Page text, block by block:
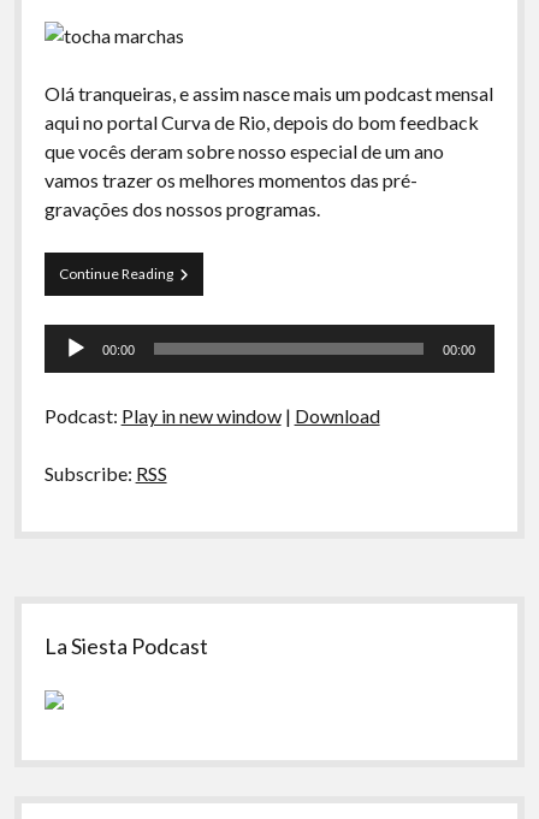
Arquivo CDR
Papo Tranqueira
A Ripa É a Lei
Preliminares
Olá tranqueiras, e assim nasce mais um podcast mensal
aqui no portal Curva de Rio, depois do bom feedback
que vocês deram sobre nosso especial de um ano
vamos trazer os melhores momentos das pré-
gravações dos nossos programas.
Continue ReadingPreliminares
01
Marchas
Highlander
Tocador
00:00 00:00
Podcast: Play in new window| Download
Subscribe: RSS
Sidebar
La Siesta Podcast